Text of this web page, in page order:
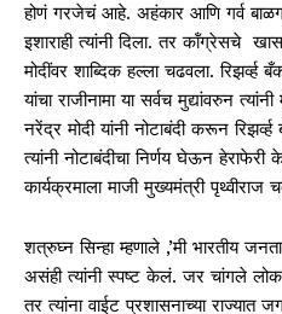
होणं गरजेचं आहे. अहंकार आणि गर्व
इशाराही त्यांनी दिला. तर कॉंग्रेसचे
मोदींवर शाब्दिक हल्ला चढवला. रिझर्व्ह
यांचा राजीनामा या सर्वच मुद्यांवरुन
नरेंद्र मोदी यांनी नोटाबंदी करून
त्यांनी नोटाबंदीचा निर्णय घेऊन
कार्यक्रमाला माजी मुख्यमंत्री पृथ्वीराज
शत्रुघ्न सिन्हा म्हणाले ,’मी भारतीय
असंही त्यांनी स्पष्ट केलं. जर चांगले
तर त्यांना वाईट प्रशासनाच्या राज्यात